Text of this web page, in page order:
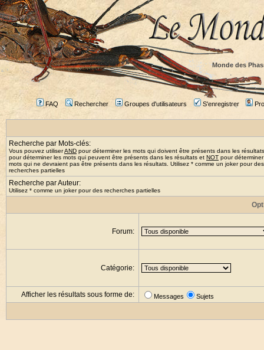
Monde des
FAQ Rechercher Groupes d'utilisateurs S'enregistrer
Recherche par Mots-clés:
Vous pouvez utiliserAND pour déterminer les mots qui doivent être présents dans les
pour déterminer les mots qui peuvent être présents dans les résultats et NOT pour
mots qui ne devraient pas être présents dans les résultats. Utilisez * comme un joker pour des
recherches partielles
Recherche par Auteur:
Utilisez * comme un joker pour des recherches partielles
Forum:
Catégorie:
Afficher les résultats sous forme de: Messages Sujets